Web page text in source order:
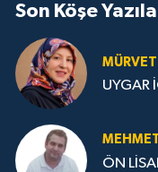
Son Köşe
MÜRVET
UYGAR
ÖN